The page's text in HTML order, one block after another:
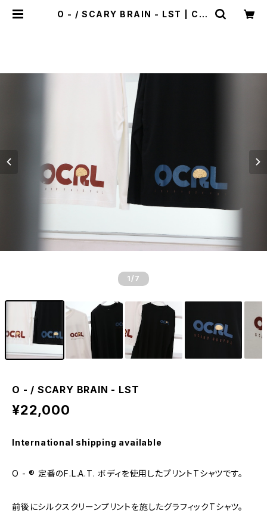
O - / SCARY BRAIN - LST | CAI
1 /7
O - / SCARY BRAIN - LST
¥22,000
International shipping available
O - ® 定番のF.L.A.T. ボディを使用したプリントTシャツです。
前後にシルクスクリーンプリントを施したグラフィックTシャツ。